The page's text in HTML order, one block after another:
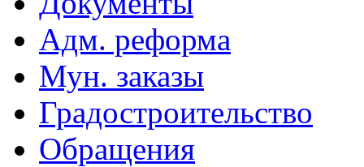
Адм. реформа
Мун. заказы
Градостроительство
Обращения